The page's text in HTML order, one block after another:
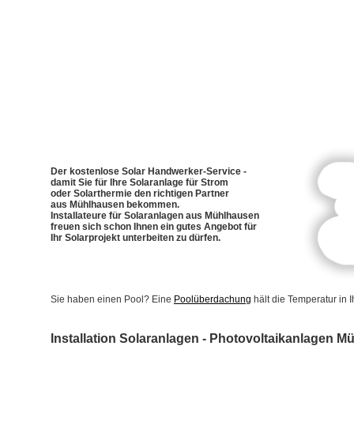
Der kostenlose Solar Handwerker-Service -
damit Sie für Ihre Solaranlage für Strom
oder Solarthermie den richtigen Partner
aus Mühlhausen bekommen.
Installateure für Solaranlagen aus Mühlhausen
freuen sich schon Ihnen ein gutes Angebot für
Ihr Solarprojekt unterbeiten zu dürfen.
Sie haben einen Pool? Eine Poolüberdachung hält die Temperatur in
Installation Solaranlagen - Photovoltaikanlagen